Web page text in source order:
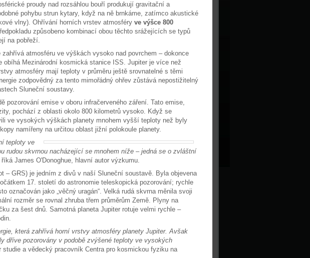
proudy nad rozsáhlou bouří produkují gravitační a
pohybu strun kytary, když na ně brnkáme, zatímco akustické
vlny). Ohřívání horních vrstev atmosféry ve výšce 800
způsobeno kombinací obou těchto srážejících se typů
na pobřeží.
atmosféru ve výškách vysoko nad povrchem – dokonce
Mezinárodní kosmická stanice ISS. Jupiter je více než
atmosféry mají teploty v průměru ještě srovnatelné s těmi
zodpovědný za tento mimořádný ohřev zůstává nepostižitelný
Sluneční soustavy.
pozorování emise v oboru infračerveného záření. Tato emise,
pochází z oblasti okolo 800 kilometrů vysoko. Když se
ve vysokých výškách planety mnohem vyšší teploty než byly
namířeny na určitou oblast jižní polokoule planety.
teploty ve
rudou skvrnou nacházející se mnohem níže – jedná se o zvláštní
říká James O'Donoghue, hlavní autor výzkumu.
– GRS) je jedním z divů v naší Sluneční soustavě. Byla objevena
17. století do astronomie teleskopická pozorování; rychle
označován jako „věčný uragán“. Velká rudá skvrna měnila svoji
rozměr se rovnal zhruba třem průměrům Země. Plyny na
za šest dnů. Samotná planeta Jupiter rotuje velmi rychle –
která zahřívá horní vrstvy atmosféry planety Jupiter. Avšak
dříve pozorovány v podobě zvýšené teploty ve vysokých
studie a vědecký pracovník Centra pro kosmickou fyziku na